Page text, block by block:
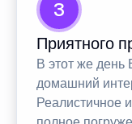
3
Приятного
В этот же день
домашний
Реалистичное